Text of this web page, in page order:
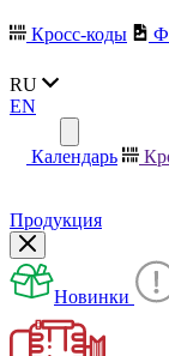
Кросс-коды
RU
EN
Календарь
Продукция
Новинки